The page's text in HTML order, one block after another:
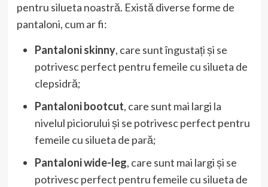
pentru silueta noastră. Există diverse forme de
pantaloni, cum ar fi:
Pantaloni skinny, care sunt îngustați și se
potrivesc perfect pentru femeile cu silueta de
clepsidră;
Pantaloni bootcut, care sunt mai largi la
nivelul piciorului și se potrivesc perfect pentru
femeile cu silueta de pară;
Pantaloni wide-leg, care sunt mai largi și se
potrivesc perfect pentru femeile cu silueta de